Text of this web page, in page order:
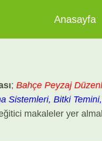
Anasayfa
; Bahçe Peyzaj
Sistemleri, Bitki
makaleler yer